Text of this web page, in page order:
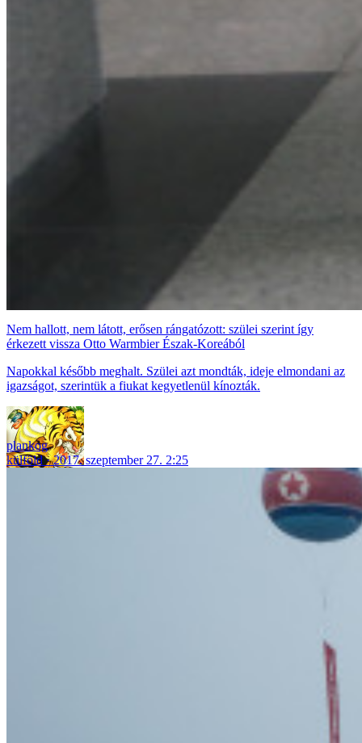
Nem hallott, nem látott, erősen rángatózott: szülei szerint így
érkezett vissza Otto Warmbier Észak-Koreából
Napokkal később meghalt. Szülei azt mondták, ideje elmondani az
igazságot, szerintük a fiukat kegyetlenül kínozták.
plankog
külföld
2017. szeptember 27. 2:25